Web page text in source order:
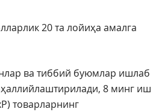
20 та лойиҳа амалга
ва тиббий буюмлар ишлаб
8 минг иш
товарларнинг